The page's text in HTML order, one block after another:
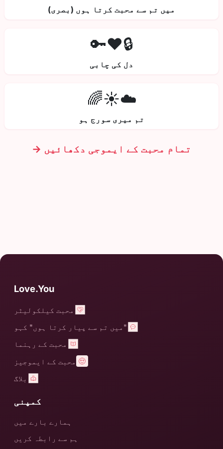
میں تم سے محبت کرتا ہوں (بصری)
🔒❤️🔑
دل کی چابی
☁️☀️🌈
تم میری سورج ہو
تمام محبت کے ایموجی دکھائیں →
Love.You
محبت کیلکولیٹر
"میں تم سے پیار کرتا ہوں" کہو
محبت کے رہنما
محبت کے ایموجیز
بلاگ
کمپنی
ہمارے بارے میں
ہم سے رابطہ کریں